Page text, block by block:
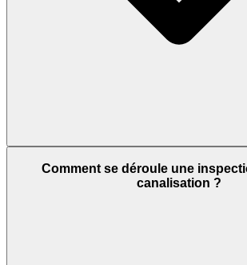
Comment se déroule une
canalisation ?